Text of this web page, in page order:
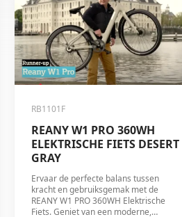
RB1101F
REANY W1 PRO 360WH
ELEKTRISCHE FIETS DESERT
GRAY
Ervaar de perfecte balans tussen
kracht en gebruiksgemak met de
REANY W1 PRO 360WH Elektrische
Fiets. Geniet van een moderne,